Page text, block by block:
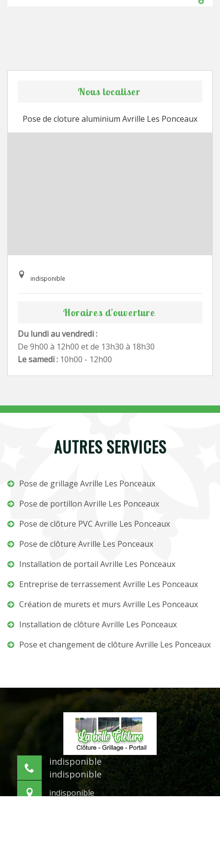
Nous localiser
Pose de cloture aluminium Avrille Les Ponceaux
indisponible
Horaires d'ouverture
Du lundi au vendredi :
De 9h00 à 12h00 et de 13h30 à 18h30
Le samedi : 10h00 - 12h00
AUTRES SERVICES
Pose de grillage Avrille Les Ponceaux
Pose de portillon Avrille Les Ponceaux
Pose de clôture PVC Avrille Les Ponceaux
Pose de clôture Avrille Les Ponceaux
Installation de portail Avrille Les Ponceaux
Entreprise de terrassement Avrille Les Ponceaux
Création de murets et murs Avrille Les Ponceaux
Installation de clôture Avrille Les Ponceaux
Pose et changement de clôture Avrille Les Ponceaux
indisponible
indisponible
indisponible